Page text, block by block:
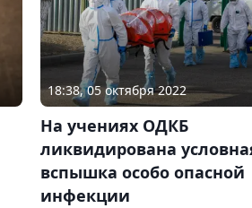
18:38, 05 октября 2022
На учениях ОДКБ
ликвидирована
вспышка особо опасной
инфекции